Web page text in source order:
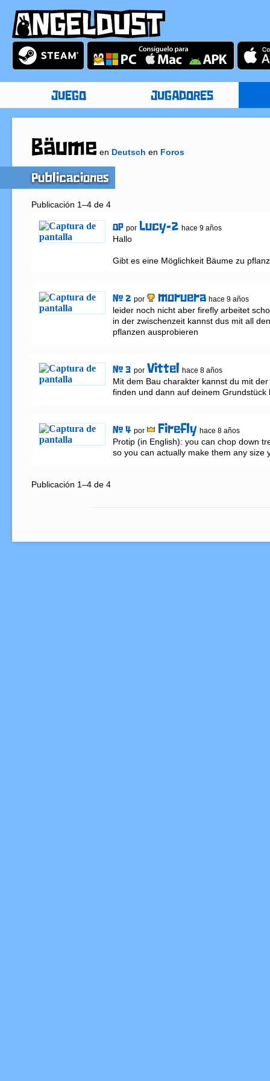
JUEGO JUGADORES
Bäume en Deutsch en Foros
Publicaciones
Publicación 1–4 de 4
OP por Lucy-2 hace 9 años
Hallo
Gibt es eine Möglichkeit Bäume zu
# 2 por moruera hace 9 años
leider noch nicht aber firefly arbeitet
in der zwischenzeit kannst dus mit all
pflanzen ausprobieren
# 3 por Vittel hace 8 años
Mit dem Bau charakter kannst du mit
finden und dann auf deinem Grundstück
# 4 por Firefly hace 8 años
Protip (in English): you can chop down
so you can actually make them any size
Publicación 1–4 de 4